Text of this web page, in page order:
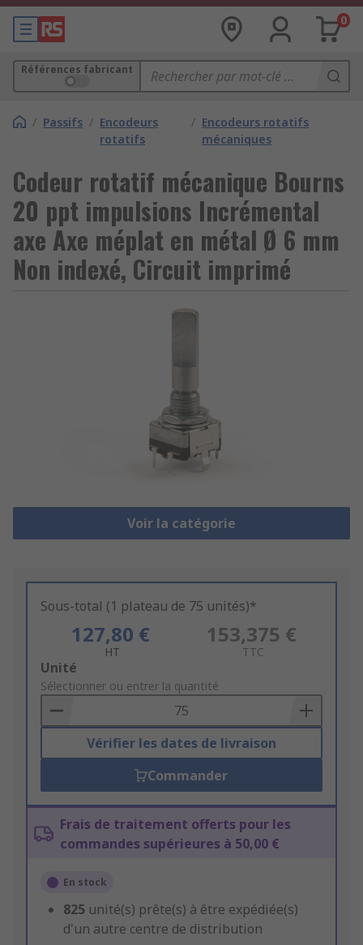
0
Références fabricant
/ Passifs / Encodeurs
rotatifs
/ Encodeurs rotatifs
mécaniques
Codeur rotatif mécanique Bourns
20 ppt impulsions Incrémental
axe Axe méplat en métal Ø 6 mm
Non indexé, Circuit imprimé
Voir la catégorie
Sous-total (1 plateau de 75 unités)*
127,80 €
HT
153,375 €
TTC
Add
to
Basket
Unité
Sélectionner ou entrer la quantité
Vérifier les dates de livraison
Commander
Frais de traitement offerts pour les
commandes supérieures à 50,00 €
En stock
825 unité(s) prête(s) à être expédiée(s)
d'un autre centre de distribution